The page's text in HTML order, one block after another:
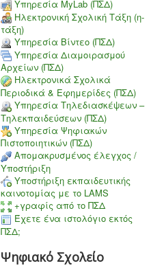
Υπηρεσία MyLab (ΠΣΔ)
Ηλεκτρονική Σχολική Τάξη (η-
τάξη)
Υπηρεσία Bίντεο (ΠΣΔ)
Υπηρεσία Διαμοιρασμού
Αρχείων (ΠΣΔ)
Ηλεκτρονικά Σχολικά
Περιοδικά & Εφημερίδες (ΠΣΔ)
Υπηρεσία Τηλεδιασκέψεων –
Τηλεκπαιδεύσεων (ΠΣΔ)
Υπηρεσία Ψηφιακών
Πιστοποιητικών (ΠΣΔ)
Aπομακρυσμένος έλεγχος /
Υποστήριξη
Υποστήριξη εκπαιδευτικής
καινοτομίας με το LAMS
+γραφίς από το ΠΣΔ
Έχετε ένα ιστολόγιο εκτός
ΠΣΔ;
Ψηφιακό Σχολείο